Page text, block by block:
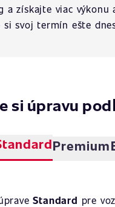
a získajte viac výkonu
si svoj termín ešte
si úpravu
Premium
Standard pre